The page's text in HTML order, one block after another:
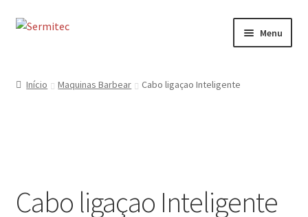
Ir
Saltar
Menu
Contactos
Início Maquinas Barbear Cabo ligaçao Inteligente
Cabo ligaçao Inteligente